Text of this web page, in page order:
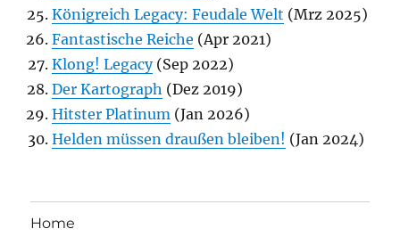
Königreich Legacy: Feudale Welt (Mrz 2025)
Fantastische Reiche (Apr 2021)
Klong! Legacy(Sep 2022)
Der Kartograph (Dez 2019)
Hitster Platinum (Jan 2026)
Helden müssen draußen bleiben! (Jan 2024)
Home